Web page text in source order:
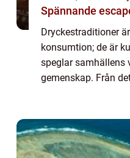
Spännande
Dryckestraditioner
konsumtion; de är
speglar samhällens
gemenskap. Från